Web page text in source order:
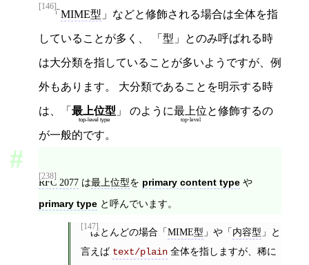
[146]
「 MIME型 」などと修飾される場合は全体を指
していることが多く、 「型」とのみ呼ばれる時
は大分類を指していることが多いようですが、例
外もあります。 大分類であることを明示する時
は、「 最上位型
top-level type
」 のように最上位
top-level
と修飾するの
が一般的です。
[238]
RFC 2077 は最上位型を primary content type や
primary type と呼んでいます。
[147]ほとんどの場合「MIME型 」や「内容型 」と
言えば text/plain全体を指しますが、稀に